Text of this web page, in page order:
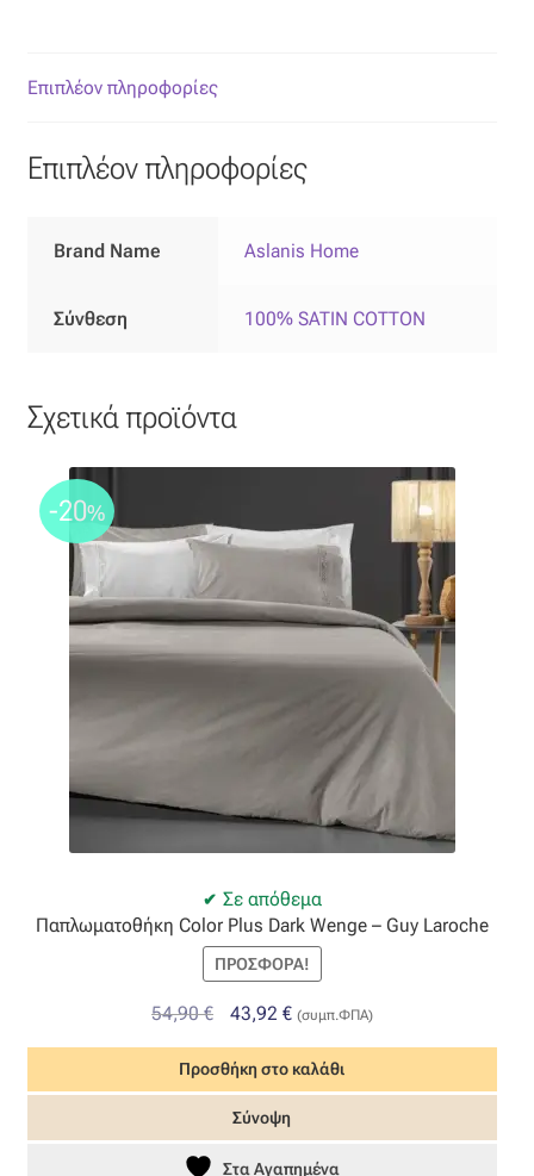
Ζακάρ
Καραβόπανο
Λονέτα
Μουσελίνα
Μπροκάρ
Οργάντζα
Οργάντζα με κέντημα
Οργάντζα με ταφτά
Οργάντζα μεταξωτή
Οργάντζα τσαλακωτή
Επιπλέον πληροφορίες
Επιπλέον πληροφορίες
Brand Name Aslanis Home
Σύνθεση 100% SATIN COTTON
Σχετικά προϊόντα
Σε απόθεμα
-20%
Παπλωματοθήκη Color Plus Dark Wenge – Guy Laroche
ΠΡΟΣΦΟΡΆ!
54,90€
Original
price
was:
54,90 €.
43,92 €Η
τρέχουσα
τιμή
είναι:
(συμπ.ΦΠΑ)
Προσθήκη στο καλάθι
Σύνοψη
Στα Αγαπημένα